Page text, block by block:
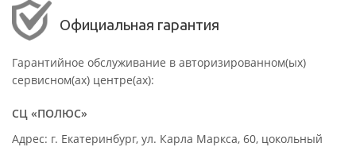
Официальная гарантия
Гарантийное обслуживание в авторизированном(ых)
сервисном(ах) центре(ах):
СЦ «ПОЛЮС»
Адрес: г. Екатеринбург, ул. Карла Маркса, 60, цокольный